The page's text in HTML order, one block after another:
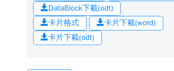
DataBlock下載(odt)
卡片格式
卡片下載(word)
卡片下載(odt)